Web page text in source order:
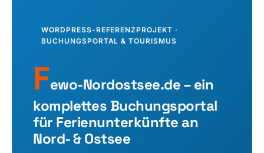
WORDPRESS-REFERENZPROJEKT ·
BUCHUNGSPORTAL & TOURISMUS
Fewo-Nordostsee.de – ein
komplettes Buchungsportal
für Ferienunterkünfte an
Nord- & Ostsee